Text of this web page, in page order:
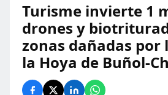
Turisme invierte 1
drones y
zonas dañadas por
la Hoya de Buñol-